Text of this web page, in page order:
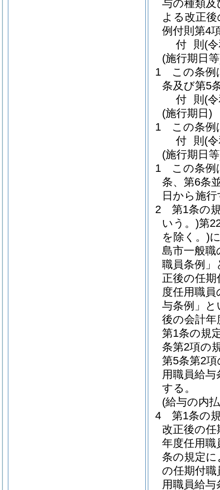
与の種類
よる改正
例付則第4
付 則 (
(施行期日
1
この条例
条及び第5
付 則 (
(施行期日)
1
この条例
付 則 (
(施行期日
1
この条例
条、第6条
日から施
2
第1条の
いう。)第
を除く。)
島市一般職
職員条例」
正後の任
度任用職
与条例」と
後の会計年
第1条の規
条第2項の
第5条第2
用職員給
する。
(給与の内
4
第1条の
改正後の
年度任用
条の規定
の任期付
用職員給